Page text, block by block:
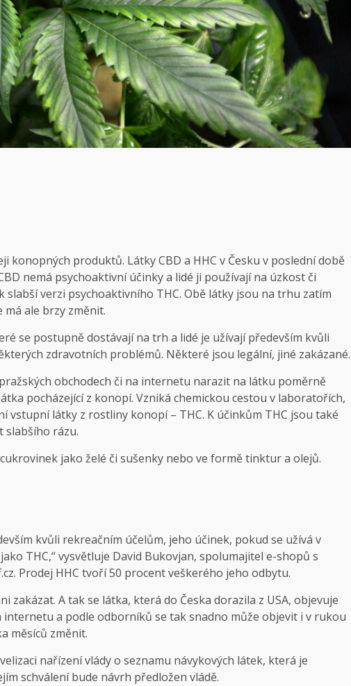
konopných produktů. Látky CBD a HHC v Česku v poslední době
nemá psychoaktivní účinky a lidé ji používají na úzkost či
slabší verzi psychoaktivního THC. Obě látky jsou na trhu zatím
ale brzy změnit.
se postupně dostávají na trh a lidé je užívají především kvůli
zdravotních problémů. Některé jsou legální, jiné zakázané.
obchodech či na internetu narazit na látku poměrně
pocházející z konopí. Vzniká chemickou cestou v laboratořích,
vstupní látky z rostliny konopí – THC. K účinkům THC jsou také
slabšího rázu.
jako želé či sušenky nebo ve formě tinktur a olejů.
kvůli rekreačním účelům, jeho účinek, pokud se užívá v
THC,“ vysvětluje David Bukovjan, spolumajitel e-shopů s
Prodej HHC tvoří 50 procent veškerého jeho odbytu.
zakázat. A tak se látka, která do Česka dorazila z USA, objevuje
internetu a podle odborníků se tak snadno může objevit i v rukou
měsíců změnit.
nařízení vlády o seznamu návykových látek, která je
schválení bude návrh předložen vládě.